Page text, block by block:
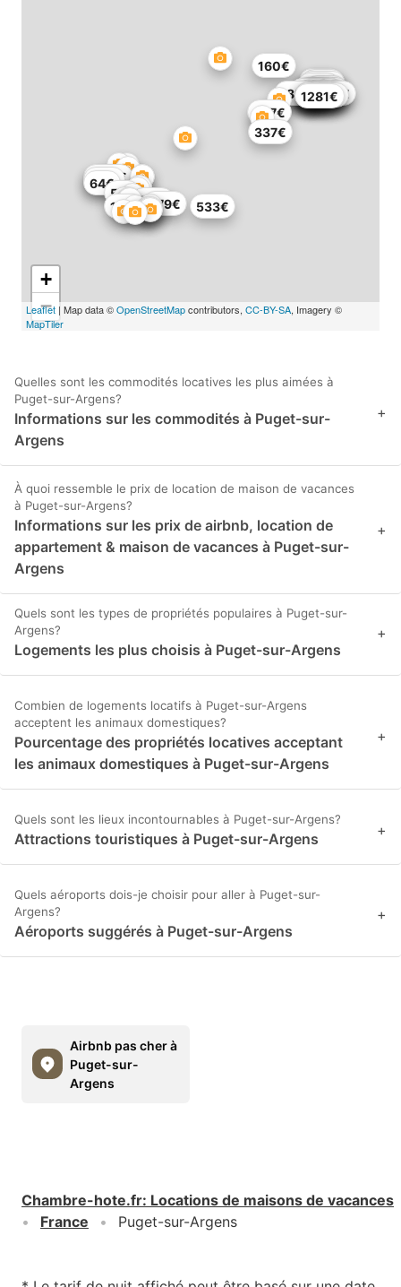
57€
116€
64€
141€
1163€
1138€
160€
921€
450€
179€
1162€
1041€
297€
945€
1044€
259€
1139€
679€
127€
279€
179€
195€
1281€
254€
574€
182€121€
337€
179€
533€
+
−
Leaflet | Map data ©OpenStreetMapcontributors, CC-BY-SA, Imagery ©
MapTiler
Quelles sont les commodités locatives les plus aimées à
Puget-sur-Argens?
Informations sur les commodités à Puget-sur-
Argens
+
À quoi ressemble le prix de location de maison de vacances
à Puget-sur-Argens?
Informations sur les prix de airbnb, location de
appartement & maison de vacances à Puget-sur-
Argens
+
Quels sont les types de propriétés populaires à Puget-sur-
Argens?
Logements les plus choisis à Puget-sur-Argens
+
Combien de logements locatifs à Puget-sur-Argens
acceptent les animaux domestiques?
Pourcentage des propriétés locatives acceptant
les animaux domestiques à Puget-sur-Argens
+
Quels sont les lieux incontournables à Puget-sur-Argens?
Attractions touristiques à Puget-sur-Argens +
Quels aéroports dois-je choisir pour aller à Puget-sur-
Argens?
Aéroports suggérés à Puget-sur-Argens
+
Airbnb pas cher à
Puget-sur-
Argens
Chambre-hote.fr: Locations de maisons de vacances
France
Puget-sur-Argens